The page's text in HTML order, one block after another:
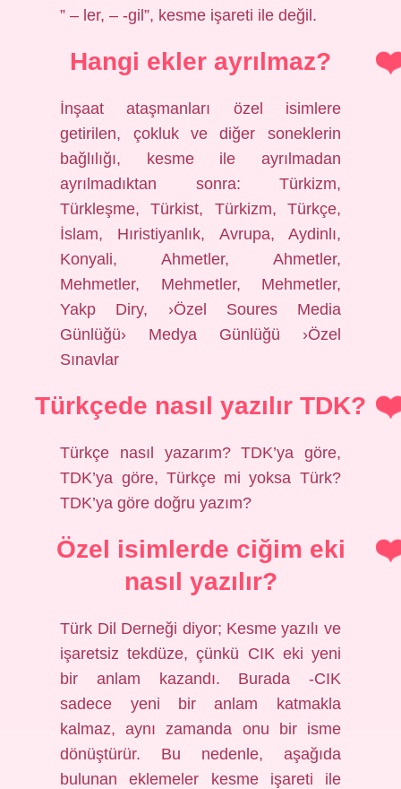
” – ler, – -gil”, kesme işareti ile değil.
Hangi ekler ayrılmaz?
İnşaat ataşmanları özel isimlere
getirilen, çokluk ve diğer soneklerin
bağlılığı, kesme ile ayrılmadan
ayrılmadıktan sonra: Türkizm,
Türkleşme, Türkist, Türkizm, Türkçe,
İslam, Hıristiyanlık, Avrupa, Aydinlı,
Konyali, Ahmetler, Ahmetler,
Mehmetler, Mehmetler, Mehmetler,
Yakp Diry, ›Özel Soures Media
Günlüğü› Medya Günlüğü ›Özel
Sınavlar
Türkçede nasıl yazılır TDK?
Türkçe nasıl yazarım? TDK’ya göre,
TDK’ya göre, Türkçe mi yoksa Türk?
TDK’ya göre doğru yazım?
Özel isimlerde ciğim eki
nasıl yazılır?
Türk Dil Derneği diyor; Kesme yazılı ve
işaretsiz tekdüze, çünkü CIK eki yeni
bir anlam kazandı. Burada -CIK
sadece yeni bir anlam katmakla
kalmaz, aynı zamanda onu bir isme
dönüştürür. Bu nedenle, aşağıda
bulunan eklemeler kesme işareti ile